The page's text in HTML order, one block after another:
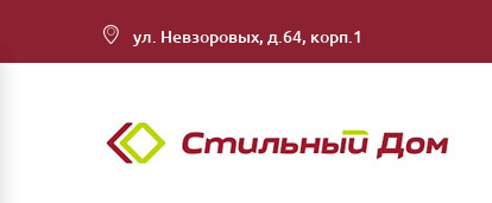
ул. Невзоровых, д.64, корп.1